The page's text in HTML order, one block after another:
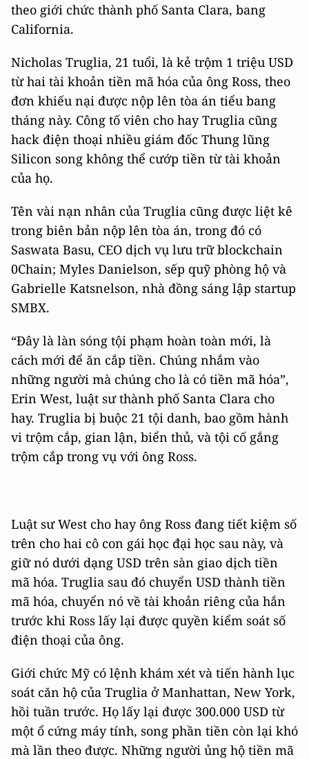
theo giới chức thành phố Santa Clara, bang
California.
Nicholas Truglia, 21 tuổi, là kẻ trộm 1 triệu USD
từ hai tài khoản tiền mã hóa của ông Ross, theo
đơn khiếu nại được nộp lên tòa án tiểu bang
tháng này. Công tố viên cho hay Truglia cũng
hack điện thoại nhiều giám đốc Thung lũng
Silicon song không thể cướp tiền từ tài khoản
của họ.
Tên vài nạn nhân của Truglia cũng được liệt kê
trong biên bản nộp lên tòa án, trong đó có
Saswata Basu, CEO dịch vụ lưu trữ blockchain
0Chain; Myles Danielson, sếp quỹ phòng hộ và
Gabrielle Katsnelson, nhà đồng sáng lập startup
SMBX.
“Đây là làn sóng tội phạm hoàn toàn mới, là
cách mới để ăn cắp tiền. Chúng nhắm vào
những người mà chúng cho là có tiền mã hóa”,
Erin West, luật sư thành phố Santa Clara cho
hay. Truglia bị buộc 21 tội danh, bao gồm hành
vi trộm cắp, gian lận, biển thủ, và tội cố gắng
trộm cắp trong vụ với ông Ross.
Luật sư West cho hay ông Ross đang tiết kiệm số
trên cho hai cô con gái học đại học sau này, và
giữ nó dưới dạng USD trên sàn giao dịch tiền
mã hóa. Truglia sau đó chuyển USD thành tiền
mã hóa, chuyển nó về tài khoản riêng của hắn
trước khi Ross lấy lại được quyền kiểm soát số
điện thoại của ông.
Giới chức Mỹ có lệnh khám xét và tiến hành lục
soát căn hộ của Truglia ở Manhattan, New York,
hồi tuần trước. Họ lấy lại được 300.000 USD từ
một ổ cứng máy tính, song phần tiền còn lại khó
mà lần theo được. Những người ủng hộ tiền mã